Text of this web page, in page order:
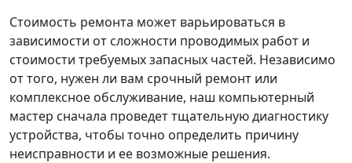
Стоимость ремонта может варьироваться в
зависимости от сложности проводимых работ и
стоимости требуемых запасных частей. Независимо
от того, нужен ли вам срочный ремонт или
комплексное обслуживание, наш компьютерный
мастер сначала проведет тщательную диагностику
устройства, чтобы точно определить причину
неисправности и ее возможные решения.